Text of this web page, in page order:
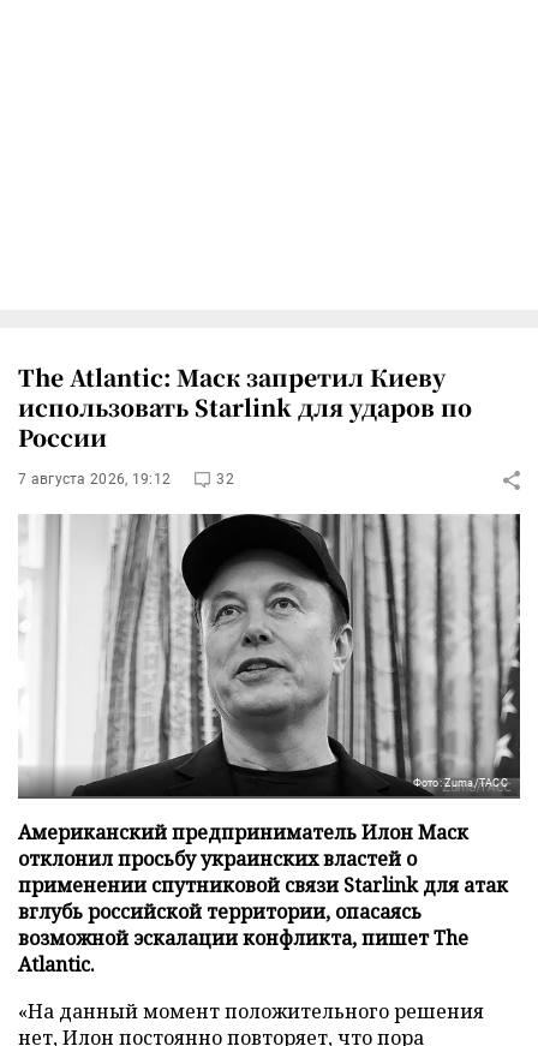
The Atlantic: Маск запретил Киеву
использовать Starlink для ударов по
России
7 августа 2026, 19:12 32
Фото: Zuma/ТАСС
Американский предприниматель Илон Маск
отклонил просьбу украинских властей о
применении спутниковой связи Starlink для атак
вглубь российской территории, опасаясь
возможной эскалации конфликта, пишет The
Atlantic.
«На данный момент положительного решения
нет, Илон постоянно повторяет, что пора